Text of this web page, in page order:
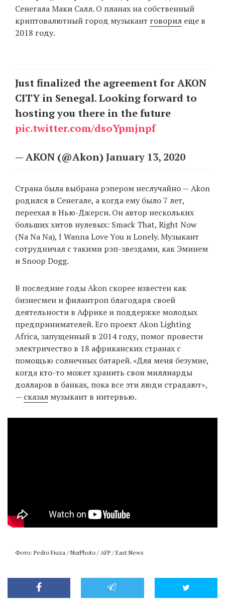
Сенегала Маки Салл. О планах на собственный
криптовалютный город музыкант говорил еще в
2018 году.
Just finalized the agreement for AKON
CITY in Senegal. Looking forward to
hosting you there in the future
pic.twitter.com/dsoYpmjnpf
— AKON (@Akon) January 13, 2020
Страна была выбрана рэпером неслучайно — Akon
родился в Сенегале, а когда ему было 7 лет,
переехал в Нью-Джерси. Он автор нескольких
больших хитов нулевых: Smack That, Right Now
(Na Na Na), I Wanna Love You и Lonely. Музыкант
сотрудничал с такими рэп-звездами, как Эминем
и Snoop Dogg.
В последние годы Akon скорее известен как
бизнесмен и филантроп благодаря своей
деятельности в Африке и поддержке молодых
предпринимателей. Его проект Akon Lighting
Africa, запущенный в 2014 году, помог провести
электричество в 18 африканских странах с
помощью солнечных батарей. «Для меня безумие,
когда кто-то может хранить свои миллиарды
долларов в банках, пока все эти люди страдают»,
— сказал музыкант в интервью.
Фото: Pedro Fiuza / NurPhoto / AFP / East News